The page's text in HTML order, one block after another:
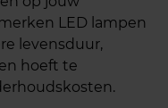
LED lampen
levensduur,
hoeft te